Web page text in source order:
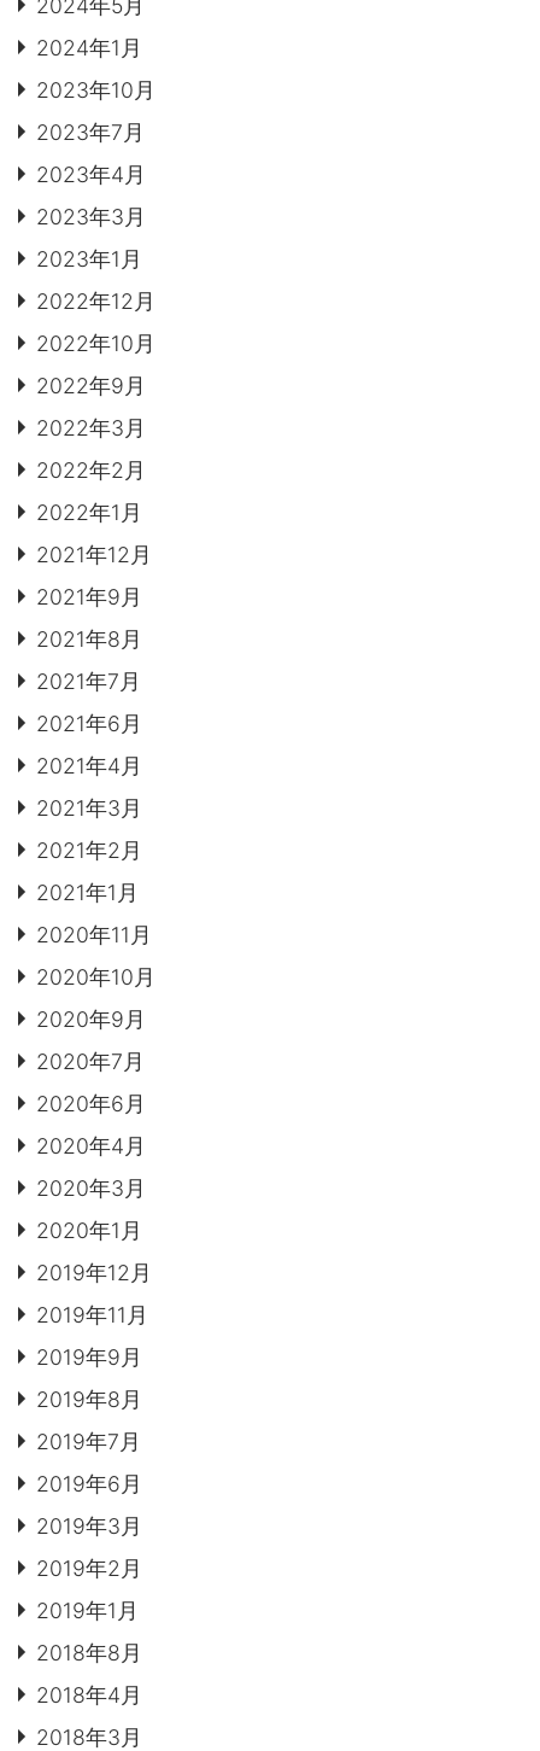
2024年1月
2023年10月
2023年7月
2023年4月
2023年3月
2023年1月
2022年12月
2022年10月
2022年9月
2022年3月
2022年2月
2022年1月
2021年12月
2021年9月
2021年8月
2021年7月
2021年6月
2021年4月
2021年3月
2021年2月
2021年1月
2020年11月
2020年10月
2020年9月
2020年7月
2020年6月
2020年4月
2020年3月
2020年1月
2019年12月
2019年11月
2019年9月
2019年8月
2019年7月
2019年6月
2019年3月
2019年2月
2019年1月
2018年8月
2018年4月
2018年3月